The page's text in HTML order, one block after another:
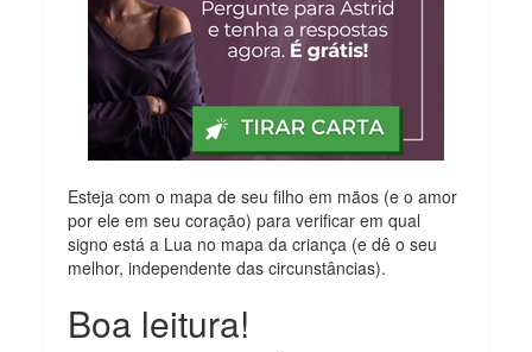
Esteja com o mapa de seu filho em mãos (e o amor
por ele em seu coração) para verificar em qual
signo está a Lua no mapa da criança (e dê o seu
melhor, independente das circunstâncias).
Boa leitura!